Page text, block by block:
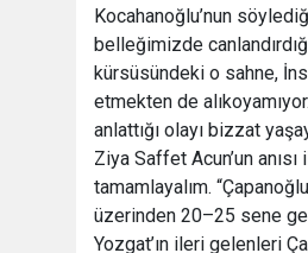
Kocahanoğlu’nun
belleğimizde
kürsüsündeki o sahne,
etmekten de
anlattığı olayı bizzat
Ziya Saffet Acun’un anısı
tamamlayalım.
üzerinden 20–25 sene
Yozgat’ın ileri gelenleri